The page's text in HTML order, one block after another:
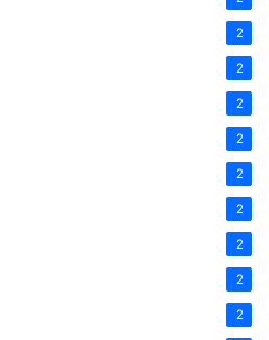
2
2
2
2
2
2
2
2
2